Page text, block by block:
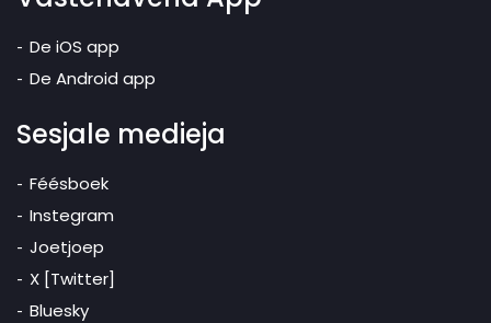
De iOS app
De Android app
Sesjale medieja
Féésboek
Instegram
Joetjoep
X [Twitter]
Bluesky